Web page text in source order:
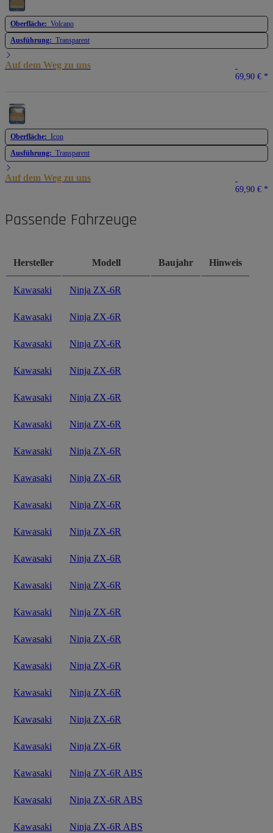
Oberfläche: Volcano
Ausführung: Transparent
Auf dem Weg zu uns
69,90 € *
Oberfläche: Icon
Ausführung: Transparent
Auf dem Weg zu uns
69,90 € *
Passende Fahrzeuge
Hersteller Modell Baujahr Hinweis
Kawasaki Ninja ZX-6R
Kawasaki Ninja ZX-6R
Kawasaki Ninja ZX-6R
Kawasaki Ninja ZX-6R
Kawasaki Ninja ZX-6R
Kawasaki Ninja ZX-6R
Kawasaki Ninja ZX-6R
Kawasaki Ninja ZX-6R
Kawasaki Ninja ZX-6R
Kawasaki Ninja ZX-6R
Kawasaki Ninja ZX-6R
Kawasaki Ninja ZX-6R
Kawasaki Ninja ZX-6R
Kawasaki Ninja ZX-6R
Kawasaki Ninja ZX-6R
Kawasaki Ninja ZX-6R
Kawasaki Ninja ZX-6R
Kawasaki Ninja ZX-6R
Kawasaki Ninja ZX-6R ABS
Kawasaki Ninja ZX-6R ABS
Kawasaki Ninja ZX-6R ABS